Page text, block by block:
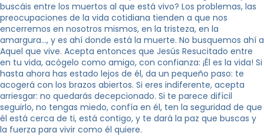
buscáis entre los muertos al que está vivo? Los problemas, las
preocupaciones de la vida cotidiana tienden a que nos
encerremos en nosotros mismos, en la tristeza, en la
amargura…, y es ahí donde está la muerte. No busquemos ahí a
Aquel que vive. Acepta entonces que Jesús Resucitado entre
en tu vida, acógelo como amigo, con confianza: ¡Él es la vida! Si
hasta ahora has estado lejos de él, da un pequeño paso: te
acogerá con los brazos abiertos. Si eres indiferente, acepta
arriesgar: no quedarás decepcionado. Si te parece difícil
seguirlo, no tengas miedo, confía en él, ten la seguridad de que
él está cerca de ti, está contigo, y te dará la paz que buscas y
la fuerza para vivir como él quiere.